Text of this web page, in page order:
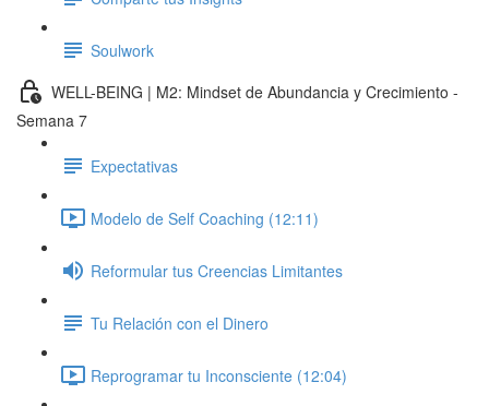
Soulwork
WELL-BEING | M2: Mindset de Abundancia y Crecimiento -
Semana 7
Expectativas
Modelo de Self Coaching (12:11)
Reformular tus Creencias Limitantes
Tu Relación con el Dinero
Reprogramar tu Inconsciente (12:04)